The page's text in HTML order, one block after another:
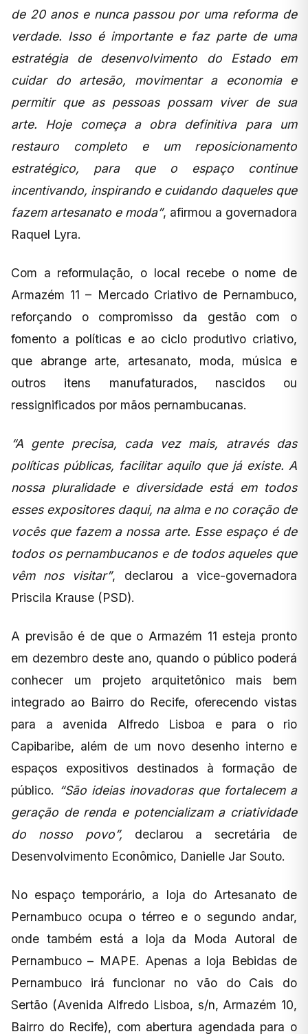
de 20 anos e nunca passou por uma reforma de
verdade. Isso é importante e faz parte de uma
estratégia de desenvolvimento do Estado em
cuidar do artesão, movimentar a economia e
permitir que as pessoas possam viver de sua
arte. Hoje começa a obra definitiva para um
restauro completo e um reposicionamento
estratégico, para que o espaço continue
incentivando, inspirando e cuidando daqueles que
fazem artesanato e moda”, afirmou a governadora
Raquel Lyra.
Com a reformulação, o local recebe o nome de
Armazém 11 – Mercado Criativo de Pernambuco,
reforçando o compromisso da gestão com o
fomento a políticas e ao ciclo produtivo criativo,
que abrange arte, artesanato, moda, música e
outros itens manufaturados, nascidos ou
ressignificados por mãos pernambucanas.
“A gente precisa, cada vez mais, através das
políticas públicas, facilitar aquilo que já existe. A
nossa pluralidade e diversidade está em todos
esses expositores daqui, na alma e no coração de
vocês que fazem a nossa arte. Esse espaço é de
todos os pernambucanos e de todos aqueles que
vêm nos visitar”, declarou a vice-governadora
Priscila Krause (PSD).
A previsão é de que o Armazém 11 esteja pronto
em dezembro deste ano, quando o público poderá
conhecer um projeto arquitetônico mais bem
integrado ao Bairro do Recife, oferecendo vistas
para a avenida Alfredo Lisboa e para o rio
Capibaribe, além de um novo desenho interno e
espaços expositivos destinados à formação de
público. “São ideias inovadoras que fortalecem a
geração de renda e potencializam a criatividade
do nosso povo”, declarou a secretária de
Desenvolvimento Econômico, Danielle Jar Souto.
No espaço temporário, a loja do Artesanato de
Pernambuco ocupa o térreo e o segundo andar,
onde também está a loja da Moda Autoral de
Pernambuco – MAPE. Apenas a loja Bebidas de
Pernambuco irá funcionar no vão do Cais do
Sertão (Avenida Alfredo Lisboa, s/n, Armazém 10,
Bairro do Recife), com abertura agendada para o